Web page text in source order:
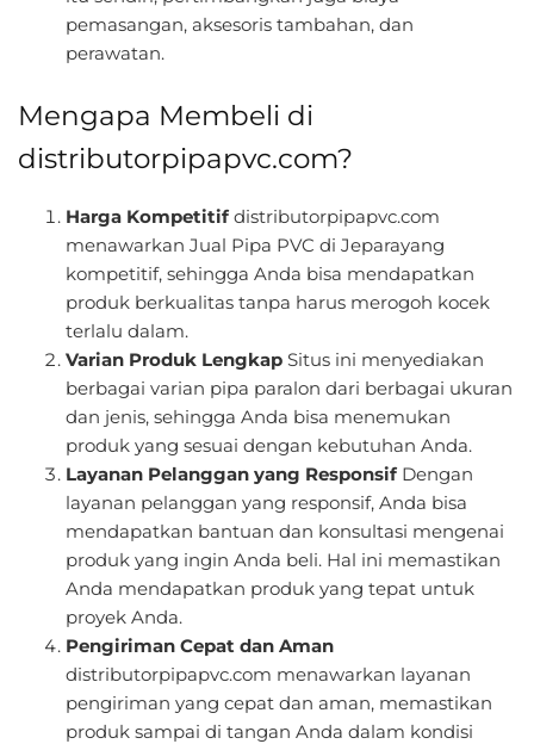
pemasangan, aksesoris tambahan, dan
perawatan.
Mengapa Membeli di
distributorpipapvc.com?
Harga Kompetitif distributorpipapvc.com
menawarkan Jual Pipa PVC di Jeparayang
kompetitif, sehingga Anda bisa mendapatkan
produk berkualitas tanpa harus merogoh kocek
terlalu dalam.
Varian Produk Lengkap Situs ini menyediakan
berbagai varian pipa paralon dari berbagai ukuran
dan jenis, sehingga Anda bisa menemukan
produk yang sesuai dengan kebutuhan Anda.
Layanan Pelanggan yang Responsif Dengan
layanan pelanggan yang responsif, Anda bisa
mendapatkan bantuan dan konsultasi mengenai
produk yang ingin Anda beli. Hal ini memastikan
Anda mendapatkan produk yang tepat untuk
proyek Anda.
Pengiriman Cepat dan Aman
distributorpipapvc.com menawarkan layanan
pengiriman yang cepat dan aman, memastikan
produk sampai di tangan Anda dalam kondisi